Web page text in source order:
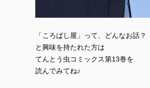
「ころばし屋」って、どんなお話？
と興味を持たれた方は
てんとう虫コミックス第13巻を
読んでみてね♪